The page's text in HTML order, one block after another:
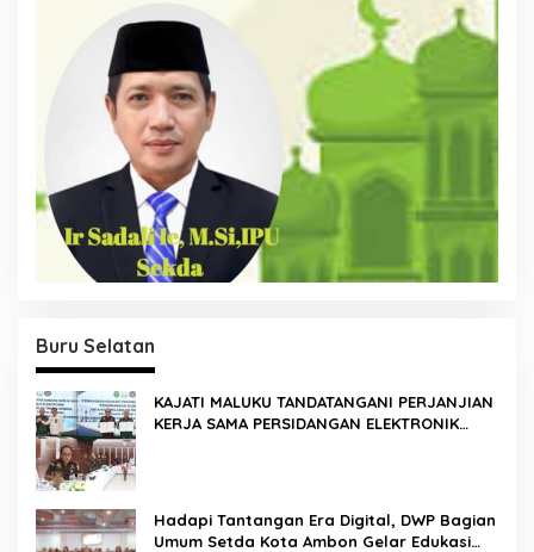
Buru Selatan
KAJATI MALUKU TANDATANGANI PERJANJIAN
KERJA SAMA PERSIDANGAN ELEKTRONIK
Hadapi Tantangan Era Digital, DWP Bagian
Umum Setda Kota Ambon Gelar Edukasi